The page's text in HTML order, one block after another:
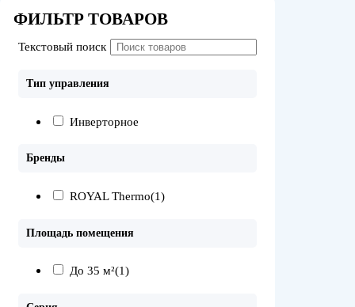
ФИЛЬТР ТОВАРОВ
Текстовый поиск
Тип управления
Инверторное
Бренды
ROYAL Thermo(1)
Площадь помещения
До 35 м²(1)